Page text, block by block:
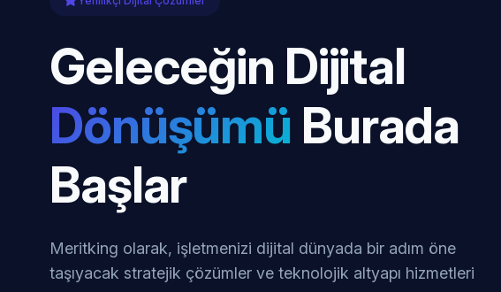
Geleceğin Dijital
Dönüşümü Burada
Başlar
Meritking olarak, işletmenizi dijital dünyada bir adım öne
taşıyacak stratejik çözümler ve teknolojik altyapı hizmetleri